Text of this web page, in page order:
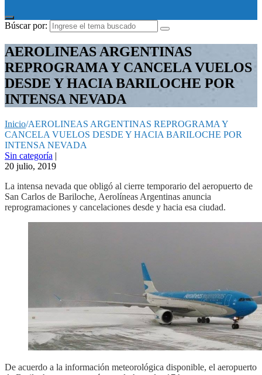
Búscar por:
AEROLINEAS ARGENTINAS
REPROGRAMA Y CANCELA VUELOS
DESDE Y HACIA BARILOCHE POR
INTENSA NEVADA
Inicio/AEROLINEAS ARGENTINAS REPROGRAMA Y
CANCELA VUELOS DESDE Y HACIA BARILOCHE POR
INTENSA NEVADA
Sin categoría |
20 julio, 2019
La intensa nevada que obligó al cierre temporario del aeropuerto de
San Carlos de Bariloche, Aerolíneas Argentinas anuncia
reprogramaciones y cancelaciones desde y hacia esa ciudad.
De acuerdo a la información meteorológica disponible, el aeropuerto